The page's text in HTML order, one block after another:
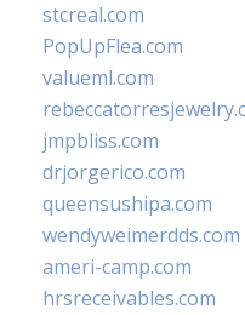
stcreal.com
PopUpFlea.com
valueml.com
jmpbliss.com
drjorgerico.com
queensushipa.com
wendyweimerdds.com
ameri-camp.com
hrsreceivables.com